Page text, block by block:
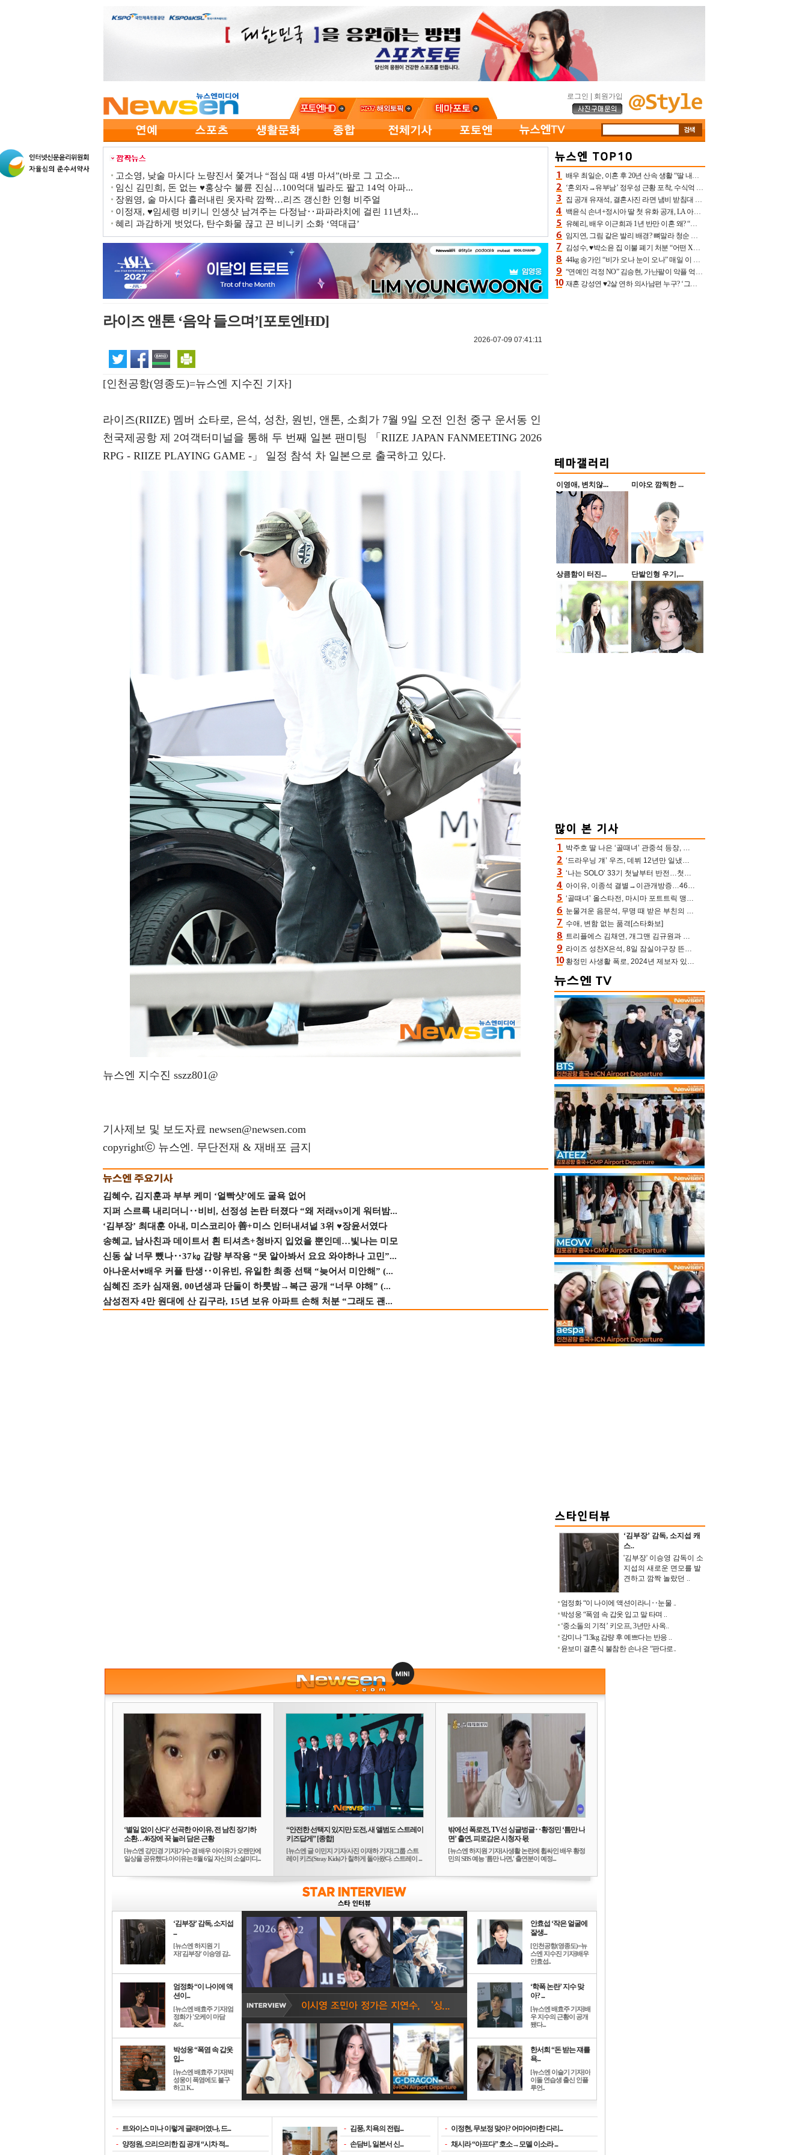
로그인 회원가입
고소영, 낮술 마시다 노량진서 쫓겨나 “점심 때 4병 마셔”(바로 그 고소...
임신 김민희, 돈 없는 ♥홍상수 불륜 진심…100억대 빌라도 팔고 14억 아파...
장원영, 술 마시다 흘러내린 옷자락 깜짝…리즈 갱신한 인형 비주얼
이정재, ♥임세령 비키니 인생샷 남겨주는 다정남‥파파라치에 걸린 11년차...
혜리 과감하게 벗었다, 탄수화물 끊고 끈 비니키 소화 ‘역대급’
라이즈 앤톤 ‘음악 들으며’[포토엔HD]
2026-07-09 07:41:11
[인천공항(영종도)=뉴스엔 지수진 기자]
라이즈(RIIZE) 멤버 쇼타로, 은석, 성찬, 원빈, 앤톤, 소희가 7월 9일 오전 인천 중구 운서동 인
천국제공항 제 2여객터미널을 통해 두 번째 일본 팬미팅 「RIIZE JAPAN FANMEETING 2026
RPG - RIIZE PLAYING GAME -」 일정 참석 차 일본으로 출국하고 있다.
뉴스엔 지수진 sszz801@
기사제보 및 보도자료 newsen@newsen.com
copyrightⓒ 뉴스엔. 무단전재 & 재배포 금지
김혜수, 김지훈과 부부 케미 ‘얼빡샷’에도 굴욕 없어
지퍼 스르륵 내리더니‥비비, 선정성 논란 터졌다 “왜 저래vs이게 워터밤...
‘김부장’ 최대훈 아내, 미스코리아 善+미스 인터내셔널 3위 ♥장윤서였다
송혜교, 남사친과 데이트서 흰 티셔츠+청바지 입었을 뿐인데…빛나는 미모
신동 살 너무 뺐나‥37㎏ 감량 부작용 “못 알아봐서 요요 와야하나 고민”...
아나운서♥배우 커플 탄생‥이유빈, 유일한 최종 선택 “늦어서 미안해” (...
심혜진 조카 심재원, 00년생과 단둘이 하룻밤→복근 공개 “너무 야해” (...
삼성전자 4만 원대에 산 김구라, 15년 보유 아파트 손해 처분 “그래도 괜...
배우 최일순, 이혼 후 20년 산속 생활 “딸 내가 버렸다고 원망‥맘 아파”(특종)[어제TV]
‘혼외자→유부남’ 정우성 근황 포착, 수식억 해킹 피해 후배 만났다 “존경하는”
집 공개 유재석, 결혼사진 라면 냄비 받침대 되고 분노‥가족사진도 피해(놀뭐)[어제TV]
백윤식 손녀+정시아 딸 첫 유화 공개, LA 아트쇼→서울국제조각페스타 작가다운 수준급 실력
유혜리, 배우 이근희과 1년 반만 이혼 왜? “식칼 꽂고 의자 던져” 충격 폭로(특종)[어제TV]
임지연, 그림 같은 발리 배경? 뼈말라 청순 비키니 핏에 상대 안 되네
김성수, ♥박소윤 집 이불 폐기 처분 “어떤 X이랑 썼을지 몰라” 질투(신랑수업2)[어제TV]
44kg 송가인 “비가 오나 눈이 오나” 매일 이 운동, 허벅지 근육량 상승+체지방 감소
“연예인 걱정 NO” 김승현, 가난팔이 악플 억울할만‥아내+딸과 日 여행
재혼 강성연 ♥2살 연하 의사남편 누구? ‘그알’ 자문의에 훈남 비주얼 초엘리트 스펙 [종합]
이영애, 변치않... 미야오 깜찍한 ...
상큼함이 터진... 단발인형 우기,...
박주호 딸 나은 ‘골때녀’ 관중석 등장, 김민재 복제인간 보고 혼란 [결정적장면]
‘드라우닝 걔’ 우즈, 데뷔 12년만 일냈다…체조경기장 입성 확정
‘나는 SOLO’ 33기 첫날부터 반전…첫인상 0표 영호, 호감남 급부상
아이유, 이종석 결별→이관개방증…46장 꽉 채운 유애나 ♥ “열심히 사는 중”
‘골때녀’ 올스타전, 마시마 포트트릭 맹추격전 5:4 골 잔치 ‘짜릿’ [어제TV]
눈물겨운 음문석, 무명 때 받은 부친의 전재산→폐암 父 세상 떠나기 전 여행(유퀴즈)[어제TV]
수애, 변함 없는 품격[스타화보]
트리플에스 김채연, 개그맨 김규원과 함께 프리뷰쇼 진행 [포토엔HD]
라이즈 성찬X은석, 8일 잠실야구장 뜬다…시구 시타+특별공연까지
황정민 사생활 폭로, 2024년 제보자 있었나 “네가 회사에 전화했니” 녹취록 공개 파장
‘김부장’ 감독, 소지섭 캐
스..
'김부장' 이승영 감독이 소
지섭의 새로운 면모를 발
견하고 깜짝 놀랐던 ..
엄정화 “이 나이에 액션이라니‥눈물 ..
박성웅 “폭염 속 갑옷 입고 말 타며 ..
‘중소돌의 기적’ 키오프, 3년만 사옥..
강미나 “13kg 감량 후 예쁘다는 반응 ..
윤보미 결혼식 불참한 손나은 “판다로..
‘별일 없이 산다’ 선곡한 아이유, 전 남친 장기하
소환…46장에 꾹 눌러 담은 근황
[뉴스엔 강민경 기자]가수 겸 배우 아이유가 오랜만에
일상을 공유했다.아이유는 8월 6일 자신의 소셜미디...
“안전한 선택지 있지만 도전, 새 앨범도 스트레이
키즈답게” [종합]
[뉴스엔 글 이민지 기자/사진 이재하 기자]그룹 스트
레이 키즈(Stray Kids)가 칠하게 돌아왔다. 스트레이 ...
밖에선 폭로전, TV선 싱글벙글‥황정민 ‘틈만 나
면’ 출연, 피로감은 시청자 몫
[뉴스엔 하지원 기자]사생활 논란에 휩싸인 배우 황정
민의 SBS 예능 '틈만 나면,' 출연분이 예정...
‘김부장’ 감독, 소지섭
...
[뉴스엔 하지원 기
자]'김부장' 이승영 감..
엄정화 “이 나이에 액
션이...
[뉴스엔 배효주 기자]엄
정화가 '오케이 마담
&#..
박성웅 “폭염 속 갑옷
입...
[뉴스엔 배효주 기자]박
성웅이 폭염에도 불구
하고 K..
안효섭 ‘작은 얼굴에
잘생...
[인천공항(영종도)=뉴
스엔 지수진 기자]배우
안효섭..
‘학폭 논란’ 지수 맞
아? ...
[뉴스엔 배효주 기자]배
우 지수의 근황이 공개
됐다...
한서희 “돈 받는 쟤를
욕...
[뉴스엔 이슬기 기자]아
이돌 연습생 출신 인플
루언..
- 트와이스 미나 이렇게 글래머였나, 드...
- 양정원, 으리으리한 집 공개 “시차 적...
- 김풍, 치욕의 전립...
- 손담비, 일본서 신...
- 이정현, 무보정 맞아? 어마어마한 다리...
- 채시라 “아프다” 호소→모델 이소라 ...